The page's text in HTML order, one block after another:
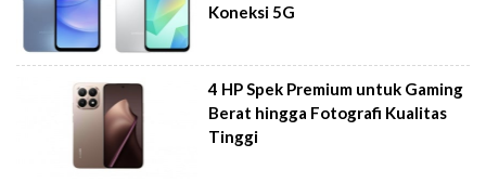
Koneksi 5G
4 HP Spek Premium untuk Gaming
Berat hingga Fotografi Kualitas
Tinggi